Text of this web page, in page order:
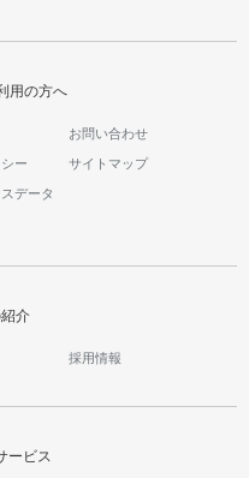
用の方へ
お問い合わせ
ー サイトマップ
データ
介
採用情報
ービス